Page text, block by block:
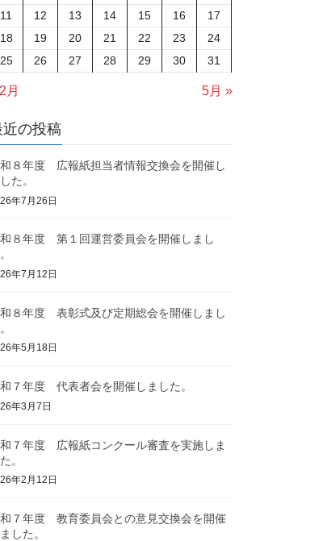
11
12 13 14 15 16
17
18
19 20 21 22 23
24
25
26 27 28 29 30 31
月 5月 »
近の投稿
８年度 広報紙担当者情報交換会を開催し
た。
年7月26日
８年度 第１回運営委員会を開催しまし
年7月12日
８年度 表彰式及び定期総会を開催しまし
年5月18日
７年度 代表者会を開催しました。
年3月7日
７年度 広報紙コンクール審査を実施しま
。
年2月12日
７年度 教育委員会との意見交換会を開催
した。